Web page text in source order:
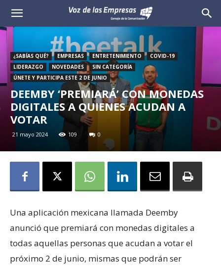
Voz
Empresas
¿SABÍAS QUÉ? EMPRESAS ENTRETENIMIENTO
COVID-19
LIDERAZGO
NOVEDADES
SIN CATEGORÍA
ÚNETE Y PARTICIPA ESTE 2 DE JUNIO
DEEMBY ‘PREMIARÁ’ CON MONEDAS
DIGITALES A QUIENES ACUDAN A
VOTAR
21 mayo 2024 109 0
Una aplicación mexicana llamada Deemby
anunció que premiará con monedas digitales a
todas aquellas personas que acudan a votar el
próximo 2 de junio, mismas que podrán ser